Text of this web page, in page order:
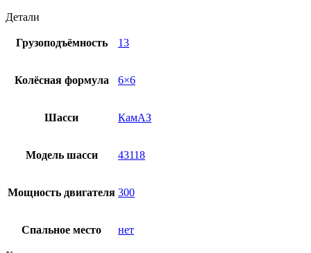
Детали
Грузоподъёмность 13
Колёсная формула 6×6
Шасси КамАЗ
Модель шасси 43118
Мощность двигателя 300
Спальное место нет